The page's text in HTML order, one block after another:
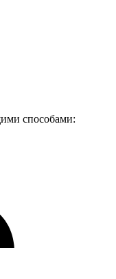
способами: